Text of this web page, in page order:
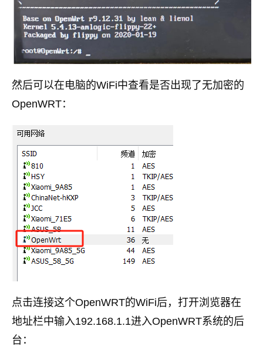
然后可以在电脑的WiFi中查看是否出现了无加密的
OpenWRT：
点击连接这个OpenWRT的WiFi后，打开浏览器在
地址栏中输入192.168.1.1进入OpenWRT系统的后
台：